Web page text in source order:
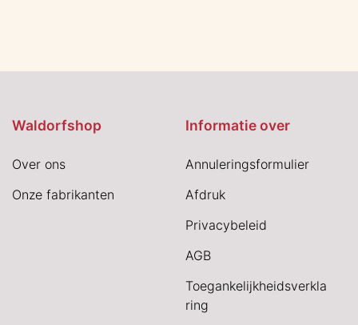
Waldorfshop
Over ons
Onze fabrikanten
Informatie over
Annuleringsformulier
Afdruk
Privacybeleid
AGB
Toegankelijkheidsverkla
ring